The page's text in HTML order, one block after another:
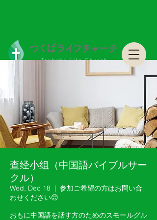
つくばライフチャーチ Tsukuba Life Church
つくばライフチャーチ Tsukuba Life Church
查经小组（中国語バイブルサー
クル）
Wed, Dec 18
  |
参加ご希望の方はお問い合
わせください😊
おもに中国語を話す方のためのスモールグル